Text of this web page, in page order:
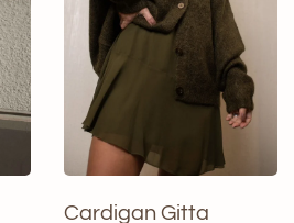
Cardigan Gitta